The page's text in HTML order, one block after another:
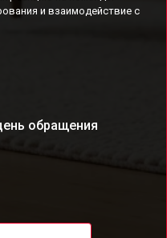
и взаимодействие с
обращения